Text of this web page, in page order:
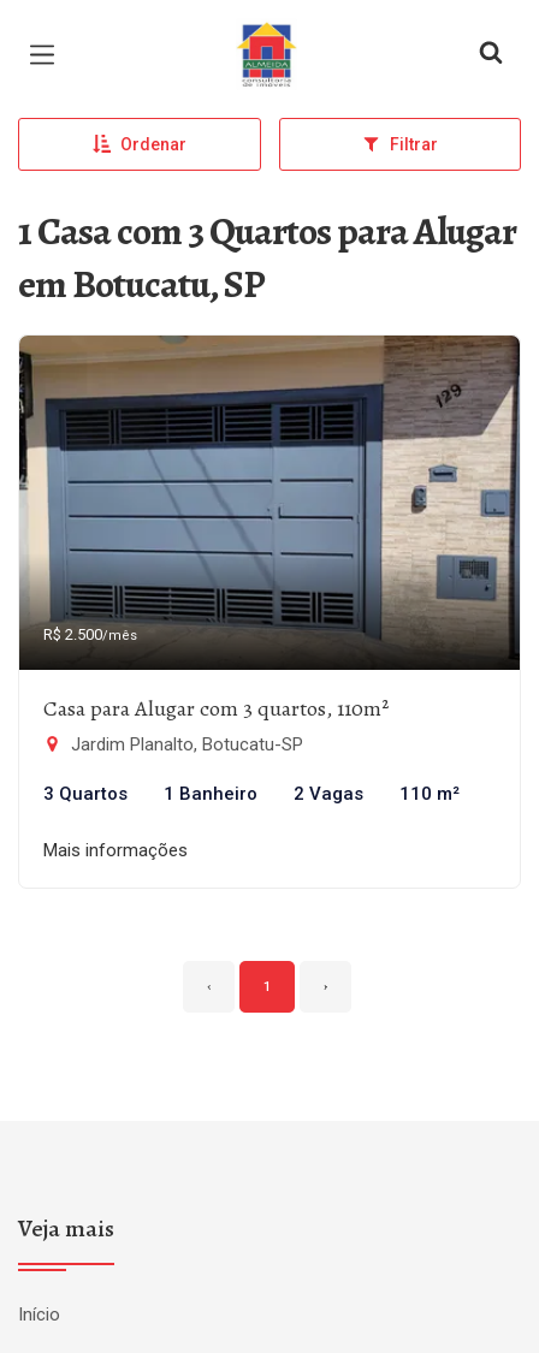
Página inicial
Ordenar Filtrar
1 Casa com 3 Quartos para Alugar
em Botucatu, SP
R$ 2.500/mês
Casa para Alugar com 3 quartos, 110m²
Jardim Planalto, Botucatu-SP
3 Quartos 1 Banheiro 2 Vagas 110 m²
Mais informações
‹ 1 ›
Veja mais
Início